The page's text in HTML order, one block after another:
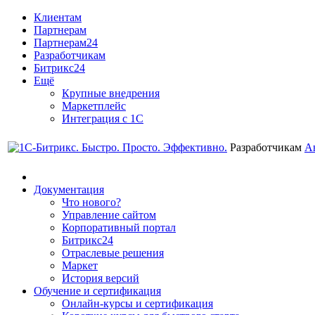
Клиентам
Партнерам
Партнерам24
Разработчикам
Битрикс24
Ещё
Крупные внедрения
Маркетплейс
Интеграция с 1С
Разработчикам
Документация
Что нового?
Управление сайтом
Корпоративный портал
Битрикс24
Отраслевые решения
Маркет
История версий
Обучение и сертификация
Онлайн-курсы и сертификация